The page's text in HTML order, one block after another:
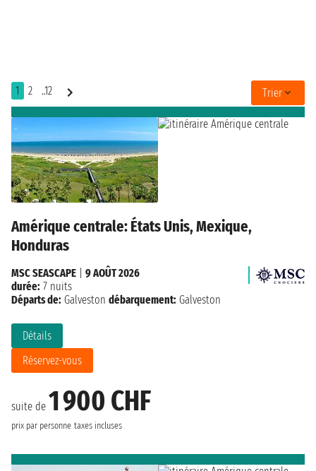
1 2 ..12 Trier
Amérique centrale: États Unis, Mexique,
Honduras
suite de 1 900 CHF
prix par personne taxes incluses
Détails
Réservez-vous
MSC SEASCAPE
9 AOÛT 2026
durée: 7 nuits
Départs de: Galveston débarquement: Galveston